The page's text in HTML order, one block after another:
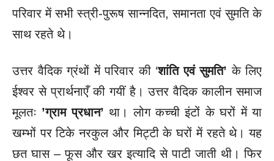
परिवार में सभी स्त्री-पुरूष सान्नदित, समानता एवं सुमति के
साथ रहते थे।
उत्तर वैदिक ग्रंथों में परिवार की ‘शांति एवं सुमति’ के लिए
ईश्वर से प्रार्थनाएँ की गयीं है। उत्तर वैदिक कालीन समाज
मूलतः ’ग्राम प्रधान’ था। लोग कच्ची इंटों के घरों में या
खम्भों पर टिके नरकुल और मिट्टी के घरों में रहते थे। यह
छत घास – फूस और खर इत्यादि से पाटी जाती थी। फिर